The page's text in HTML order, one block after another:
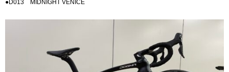
●D013 MIDNIGHT VENICE